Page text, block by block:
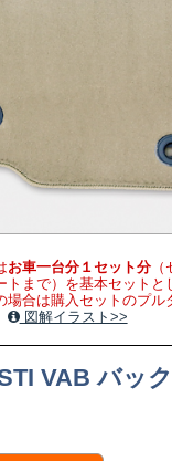
お車一台分１セット分（
トまで）を基本セットと
場合は購入セットのプ
図解イラスト>>
VAB バッ